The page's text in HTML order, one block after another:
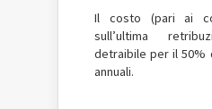
Il costo (pari ai
sull’ultima
detraibile per il 50%
annuali.